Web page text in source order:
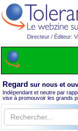
Directeur / Éditeur:
Regard sur nous et
Indépendant et neutre par
vise à promouvoir les grands